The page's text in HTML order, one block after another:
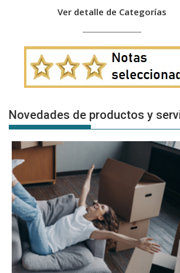
Ver detalle de Categorías
Novedades de productos y